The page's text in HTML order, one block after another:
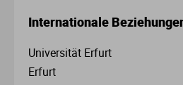
Internationale
Universität Erfurt
Erfurt